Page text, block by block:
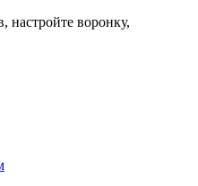
настройте воронку,